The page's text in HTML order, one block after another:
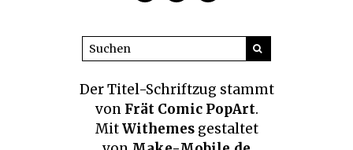
Der Titel-Schriftzug stammt
von Frät Comic PopArt.
MitWithemesgestaltet